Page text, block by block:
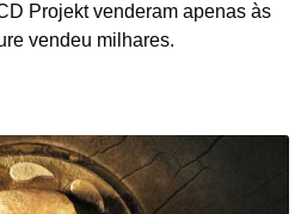
Projekt venderam apenas às
vendeu milhares.